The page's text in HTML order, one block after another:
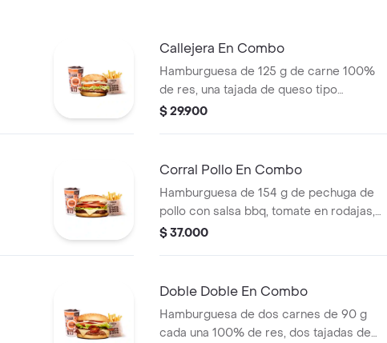
Callejera En Combo
Hamburguesa de 125 g de carne 100%
de res, una tajada de queso tipo
mozzarella, papas callejera, salsa blanca,
$ 29.900
Corral Pollo En Combo
Hamburguesa de 154 g de pechuga de
pollo con salsa bbq, tomate en rodajas,
cebolla en rodajas, lechuga y salsa blanca
$ 37.000
Doble Doble En Combo
Hamburguesa de dos carnes de 90 g
cada una 100% de res, dos tajadas de